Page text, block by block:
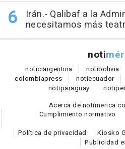
Irán.- Qalibaf a la
necesitamos más
noti
noticiargentina notibolivia
colombiapress notiecuador
notiparaguay noti
Acerca de
Cumplimiento normativo
Política de privacidad
Kiosko
Publicidad